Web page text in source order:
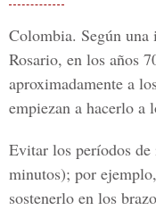
Colombia. Según
Rosario, en los años
aproximadamente a
empiezan a hacerlo a
Evitar los períodos
minutos); por
sostenerlo en los